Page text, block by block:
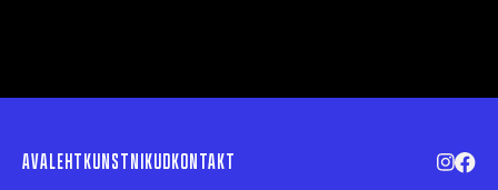
AVALEHTKUNSTNIKUDKONTAKT